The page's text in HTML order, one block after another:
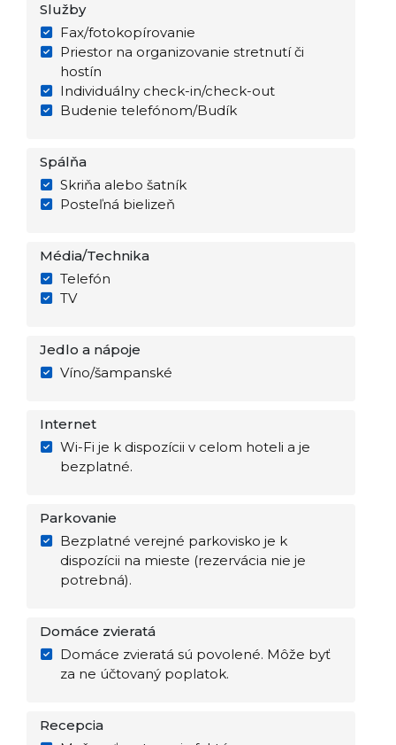
Služby
Fax/fotokopírovanie
Priestor na organizovanie stretnutí či
hostín
Individuálny check-in/check-out
Budenie telefónom/Budík
Spálňa
Skriňa alebo šatník
Posteľná bielizeň
Média/Technika
Telefón
TV
Jedlo a nápoje
Víno/šampanské
Internet
Wi-Fi je k dispozícii v celom hoteli a je
bezplatné.
Parkovanie
Bezplatné verejné parkovisko je k
dispozícii na mieste (rezervácia nie je
potrebná).
Domáce zvieratá
Domáce zvieratá sú povolené. Môže byť
za ne účtovaný poplatok.
Recepcia